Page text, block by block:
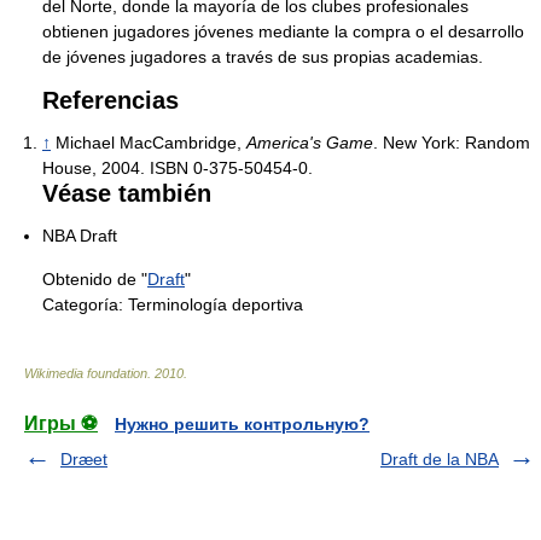
del Norte, donde la mayoría de los clubes profesionales
obtienen jugadores jóvenes mediante la compra o el desarrollo
de jóvenes jugadores a través de sus propias academias.
Referencias
↑ Michael MacCambridge, America's Game . New York: Random
House, 2004. ISBN 0-375-50454-0.
Véase también
NBA Draft
Obtenido de "Draft"
Categoría: Terminología deportiva
Wikimedia foundation 2010
Игры ⚽
Нужно решить контрольную?
Dræet
Draft de la NBA